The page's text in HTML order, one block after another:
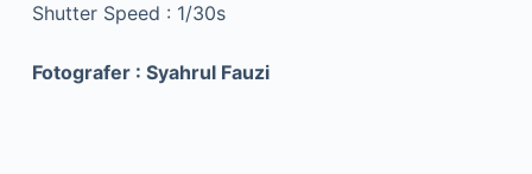
Shutter Speed : 1/30s
Fotografer : Syahrul Fauzi